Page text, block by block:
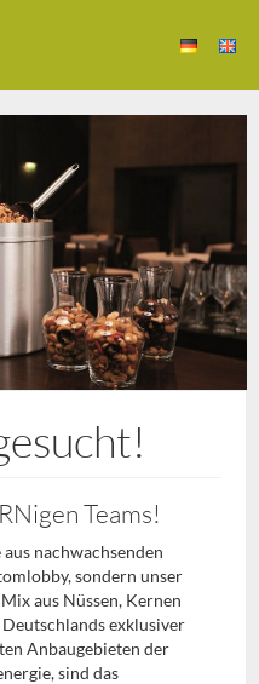
Teams!
nachwachsenden
sondern unser
aus Nüssen, Kernen
exklusiver
Anbaugebieten der
sind das